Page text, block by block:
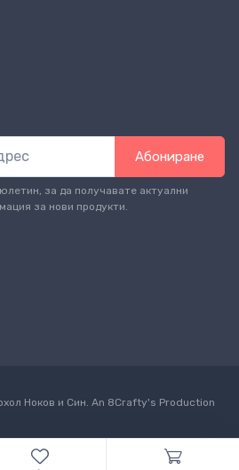
Абониране
за да получавате актуални
за нови продукти.
Ноков и Син. An 8Crafty's Production